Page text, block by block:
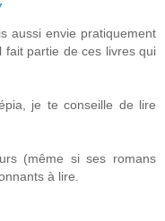
aussi envie pratiquement
partie de ces livres qui
je te conseille de lire
(même si ses romans
à lire.